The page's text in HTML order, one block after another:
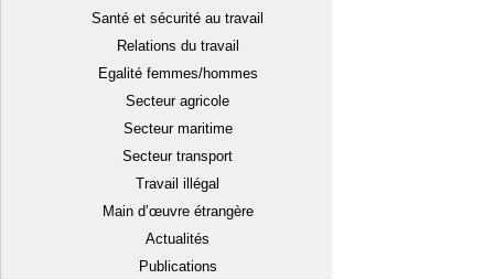
Santé et sécurité au travail
Relations du travail
Egalité femmes/hommes
Secteur agricole
Secteur maritime
Secteur transport
Travail illégal
Main d’œuvre étrangère
Actualités
Publications